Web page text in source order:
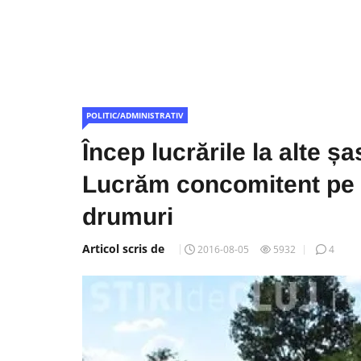
POLITIC/ADMINISTRATIV
Încep lucrările la alte
Lucrăm concomitent
drumuri
Articol scris de 2016-08-05 5932 4